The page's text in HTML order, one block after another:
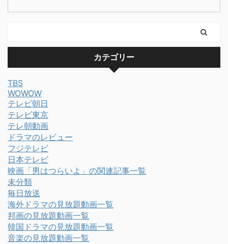
カテゴリー
TBS
WOWOW
テレビ朝日
テレビ東京
テレ朝動画
ドラマのレビュー
フジテレビ
日本テレビ
映画「男はつらいよ」の関連記事一覧
未分類
毎日放送
海外ドラマの見放題動画一覧
邦画の見放題動画一覧
韓国ドラマの見放題動画一覧
音楽の見放題動画一覧